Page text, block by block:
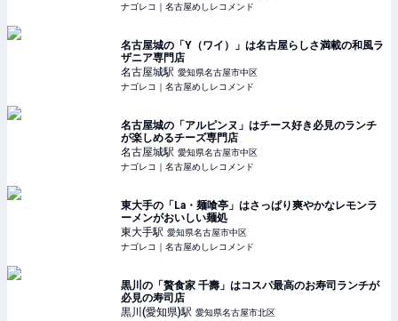
ナゴレコ｜名古屋めしレコメンド
名古屋城の「Y（ワイ）」は名古屋らしさ満載の和風ラ
ザニア専門店
名古屋城駅 愛知県名古屋市中区
ナゴレコ｜名古屋めしレコメンド
名古屋城の「アルピンヌ」はチース好き必見のランチ
が楽しめるチーズ専門店
名古屋城駅 愛知県名古屋市中区
ナゴレコ｜名古屋めしレコメンド
東大手の「La・麺喰亭」はさっぱり爽やかなレモンラ
ーメンがおいしい麺処
東大手駅 愛知県名古屋市中区
ナゴレコ｜名古屋めしレコメンド
黒川の「贅食家 千壽」はコスパ最高のお寿司ランチが
必見の寿司店
黒川(愛知県)駅 愛知県名古屋市北区